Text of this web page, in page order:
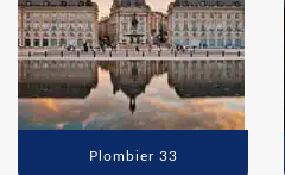
Plombier 33